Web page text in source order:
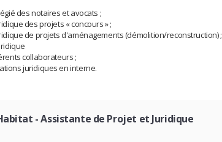
des notaires et avocats ;
des projets « concours » ;
de projets d'aménagements (démolition/reconstruction) ;
collaborateurs ;
juridiques en interne.
- Assistante de Projet et Juridique